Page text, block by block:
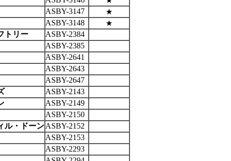
ASBY-3147
★
ASBY-3148
★
トリー
ASBY-2384
ASBY-2385
ASBY-2641
ASBY-2643
ASBY-2647
ASBY-2143
ASBY-2149
ASBY-2150
ル・ドーン ASBY-2152
ASBY-2153
ASBY-2293